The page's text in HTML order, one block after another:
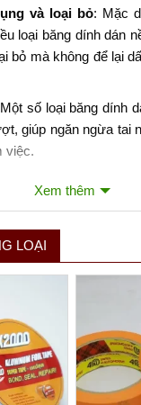
và loại bỏ: Mặc
loại băng dính dán
bỏ mà không để lại
số loại băng dính
giúp ngăn ngừa tai
việc.
thường được sử
và 5S để giúp tổ
quả và an toàn. Khi
xét đến môi
chuẩn an toàn cần
Xem thêm
LOẠI